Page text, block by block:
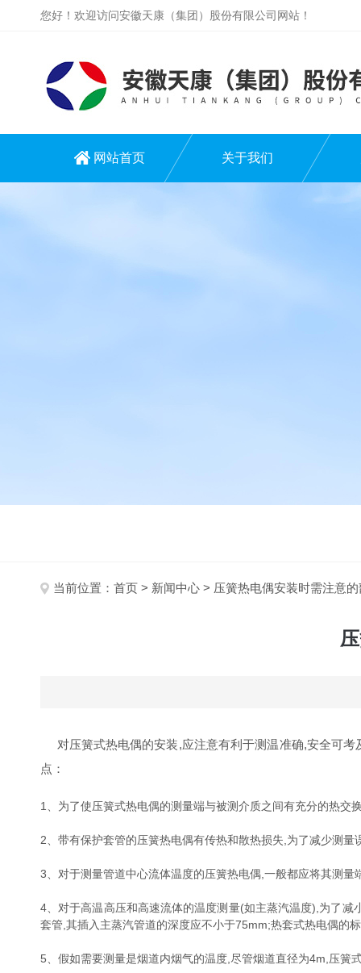
您好！欢迎访问安徽天康（集团）股份有限公司网站！
网站首页 关于我们
当前位置： 首页 > 新闻中心 > 压簧热电偶安装时需注意
对压簧式热电偶的安装,应注意有利于测温准确,安全可考
点：
1、为了使压簧式热电偶的测量端与被测介质之间有充分的热
2、带有保护套管的压簧热电偶有传热和散热损失,为了减少测
3、对于测量管道中心流体温度的压簧热电偶,一般都应将其测
4、对于高温高压和高速流体的温度测量(如主蒸汽温度),为了
套管,其插入主蒸汽管道的深度应不小于75mm;热套式热电偶的
5、假如需要测量是烟道内烟气的温度,尽管烟道直径为4m,压簧